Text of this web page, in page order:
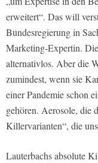
erweitert“. Das will
Bundesregierung in
Marketing-Expertin.
alternativlos. Aber die
zumindest, wenn sie
einer Pandemie schon
gehören. Aerosole, die
Killervarianten“, die
Lauterbachs absolute